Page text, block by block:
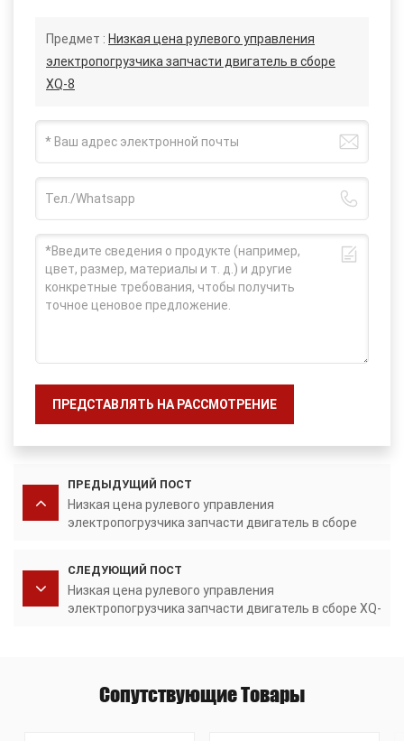
Предмет : Низкая цена рулевого управления
электропогрузчика запчасти двигатель в сборе
XQ-8
ПРЕДСТАВЛЯТЬ НА РАССМОТРЕНИЕ
ПРЕДЫДУЩИЙ ПОСТ
Низкая цена рулевого управления
электропогрузчика запчасти двигатель в сборе
СЛЕДУЮЩИЙ ПОСТ
Низкая цена рулевого управления
электропогрузчика запчасти двигатель в сборе XQ-
Сопутствующие Товары